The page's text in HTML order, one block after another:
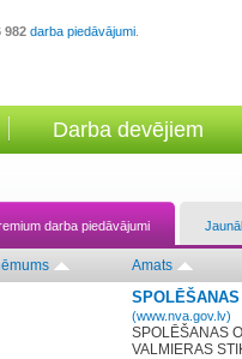
982 darba piedāvājumi
Darba devējiem
darba piedāvājumi
Amats
(www.nva.gov.lv)
SPOLĒŠANAS
VALMIERAS